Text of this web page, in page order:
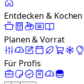
Entdecken & Kochen
Planen & Vorrat
Für Profis